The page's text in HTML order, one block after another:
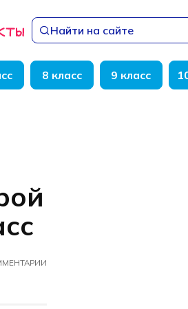
Найти на сайте
8 класс 9 класс